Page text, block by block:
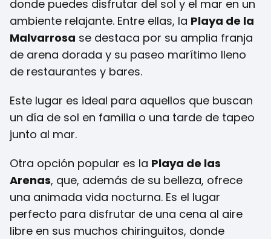
donde puedes disfrutar del sol y el mar en un
ambiente relajante. Entre ellas, la Playa de la
Malvarrosa se destaca por su amplia franja
de arena dorada y su paseo marítimo lleno
de restaurantes y bares.
Este lugar es ideal para aquellos que buscan
un día de sol en familia o una tarde de tapeo
junto al mar.
Otra opción popular es la Playa de las
Arenas, que, además de su belleza, ofrece
una animada vida nocturna. Es el lugar
perfecto para disfrutar de una cena al aire
libre en sus muchos chiringuitos, donde